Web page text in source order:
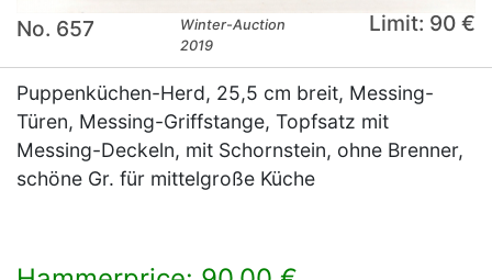
No. 657
Winter-Auction
2019
Limit: 90 €
Puppenküchen-Herd, 25,5 cm breit, Messing-
Türen, Messing-Griffstange, Topfsatz mit
Messing-Deckeln, mit Schornstein, ohne Brenner,
schöne Gr. für mittelgroße Küche